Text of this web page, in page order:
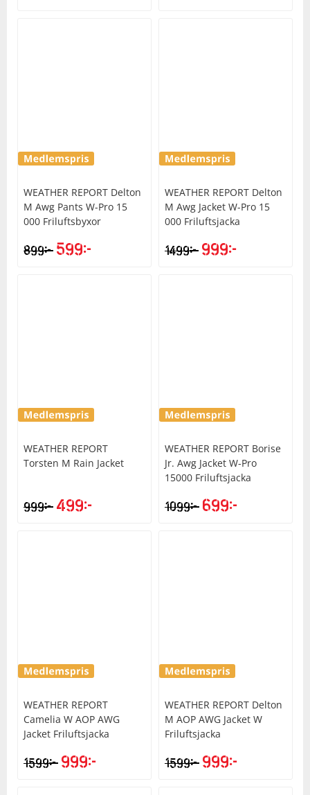
WEATHER REPORT Delton
M Awg Pants W-Pro 15
000 Friluftsbyxor
899kr 599kr
WEATHER REPORT Delton
M Awg Jacket W-Pro 15
000 Friluftsjacka
1499kr 999kr
WEATHER REPORT
Torsten M Rain Jacket
999kr 499kr
WEATHER REPORT Borise
Jr. Awg Jacket W-Pro
15000 Friluftsjacka
1099kr 699kr
WEATHER REPORT
Camelia W AOP AWG
Jacket Friluftsjacka
1599kr 999kr
WEATHER REPORT Delton
M AOP AWG Jacket W
Friluftsjacka
1599kr 999kr